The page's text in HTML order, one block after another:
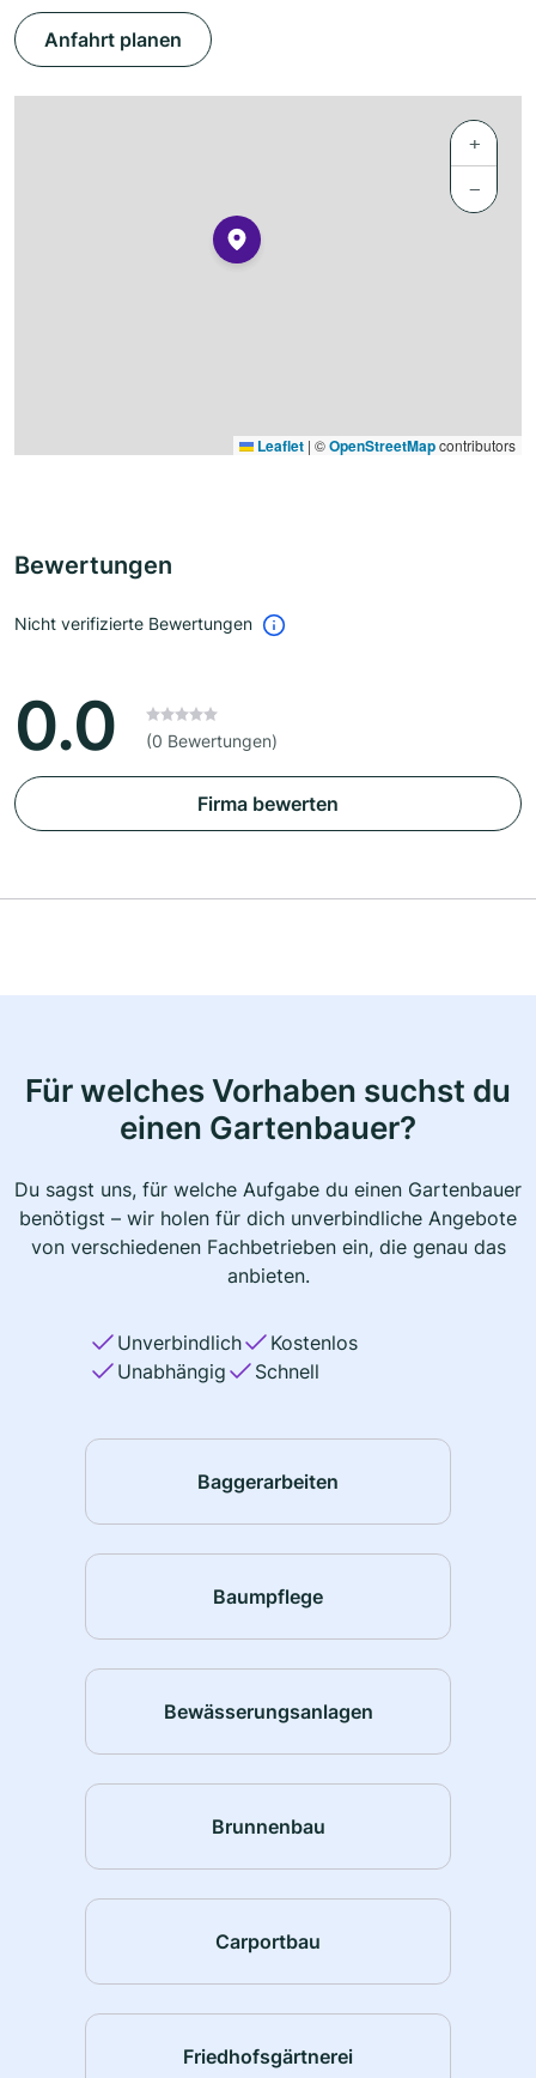
Anfahrt planen
+
−
Leaflet | ©OpenStreetMapcontributors
Bewertungen
Nicht verifizierte Bewertungen
0.0 (0 Bewertungen)
Firma bewerten
Für welches Vorhaben suchst du
einen Gartenbauer?
Du sagst uns, für welche Aufgabe du einen Gartenbauer
benötigst – wir holen für dich unverbindliche Angebote
von verschiedenen Fachbetrieben ein, die genau das
anbieten.
Unverbindlich
Kostenlos
Unabhängig
Schnell
Baggerarbeiten
Baumpflege
Bewässerungsanlagen
Brunnenbau
Carportbau
Friedhofsgärtnerei